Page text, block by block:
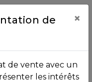
de
×
de vente avec un
les intérêts